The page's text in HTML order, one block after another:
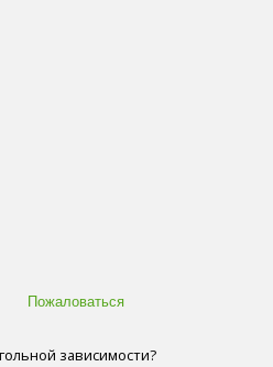
зависимости?